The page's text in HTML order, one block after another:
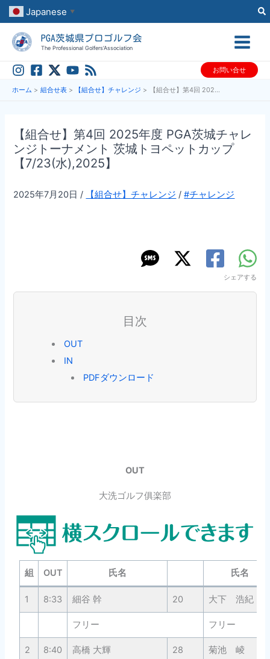
容
Japanese ▼
PGA茨城県プロゴルフ会
The Professional Golfers’Association
お問い合せ
ホーム 組合せ表 【組合せ】チャレンジ 【組合せ】第4回 2025年度 PGA茨城チャレンジトーナメント 茨城トヨペットカップ【7/23(水),2025】
【組合せ】第4回 2025年度 PGA茨城チャレ
ンジトーナメント 茨城トヨペットカップ
【7/23(水),2025】
2025年7月20日 / 【組合せ】チャレンジ /#チャレンジ
シェアする
目次
OUT
IN
PDFダウンロード
OUT
大洗ゴルフ俱楽部
組 OUT 氏名 氏名
1 8:33 細谷 幹 20 大下 浩紀
フリー フリー
2 8:40 高橋 大輝 28 菊池 崚